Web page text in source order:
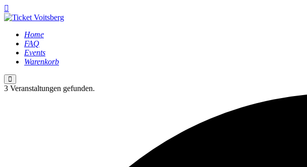
Home
FAQ
Events
Warenkorb
3 Veranstaltungen gefunden.